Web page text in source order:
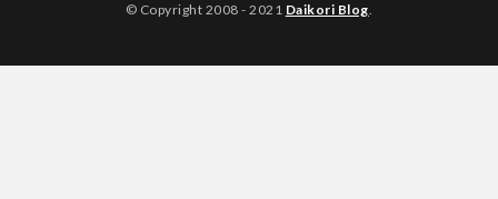
© Copyright 2008 - 2021 Daikori Blog.